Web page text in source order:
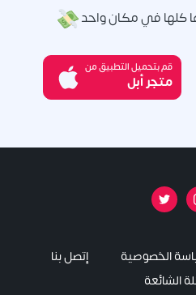
كلها في مكان واحد
قم بتحميل التطبيق من
متجر أبل
الخصوصية
إتصل بنا
الشائعة